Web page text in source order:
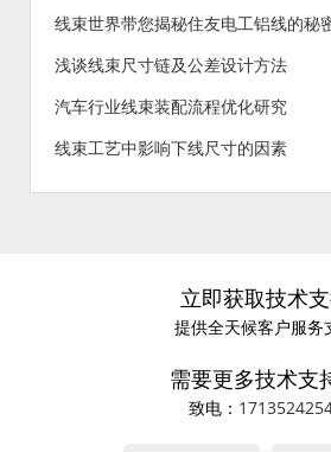
线束世界带您揭秘住友电工铝线的秘
浅谈线束尺寸链及公差设计方法
汽车行业线束装配流程优化研究
线束工艺中影响下线尺寸的因素
立即获取技术
提供全天候客户服务
需要更多技术支
致电：